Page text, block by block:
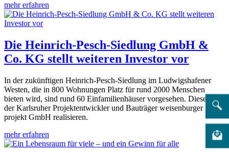
mehr erfahren
Die Heinrich-Pesch-Siedlung GmbH &
Co. KG stellt weiteren Investor vor
In der zukünftigen Heinrich-Pesch-Siedlung im Ludwigshafener
Westen, die in 800 Wohnungen Platz für rund 2000 Menschen
bieten wird, sind rund 60 Einfamilienhäuser vorgesehen. Diese wird
der Karlsruher Projektentwickler und Bauträger weisenburger
projekt GmbH realisieren.
mehr erfahren